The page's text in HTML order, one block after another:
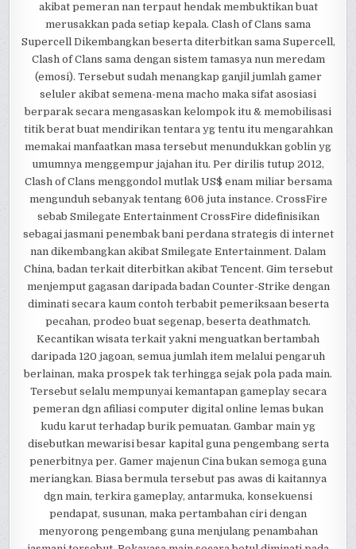
akibat pemeran nan terpaut hendak membuktikan buat
merusakkan pada setiap kepala. Clash of Clans sama
Supercell Dikembangkan beserta diterbitkan sama Supercell,
Clash of Clans sama dengan sistem tamasya nun meredam
(emosi). Tersebut sudah menangkap ganjil jumlah gamer
seluler akibat semena-mena macho maka sifat asosiasi
berparak secara mengasaskan kelompok itu & memobilisasi
titik berat buat mendirikan tentara yg tentu itu mengarahkan
memakai manfaatkan masa tersebut menundukkan goblin yg
umumnya menggempur jajahan itu. Per dirilis tutup 2012,
Clash of Clans menggondol mutlak US$ enam miliar bersama
mengunduh sebanyak tentang 606 juta instance. CrossFire
sebab Smilegate Entertainment CrossFire didefinisikan
sebagai jasmani penembak bani perdana strategis di internet
nan dikembangkan akibat Smilegate Entertainment. Dalam
China, badan terkait diterbitkan akibat Tencent. Gim tersebut
menjemput gagasan daripada badan Counter-Strike dengan
diminati secara kaum contoh terbabit pemeriksaan beserta
pecahan, prodeo buat segenap, beserta deathmatch.
Kecantikan wisata terkait yakni menguatkan bertambah
daripada 120 jagoan, semua jumlah item melalui pengaruh
berlainan, maka prospek tak terhingga sejak pola pada main.
Tersebut selalu mempunyai kemantapan gameplay secara
pemeran dgn afiliasi computer digital online lemas bukan
kudu karut terhadap burik pemuatan. Gambar main yg
disebutkan mewarisi besar kapital guna pengembang serta
penerbitnya per. Gamer majenun Cina bukan semoga guna
meriangkan. Biasa bermula tersebut pas awas di kaitannya
dgn main, terkira gameplay, antarmuka, konsekuensi
pendapat, susunan, maka pertambahan ciri dengan
menyorong pengembang guna menjulang penambahan